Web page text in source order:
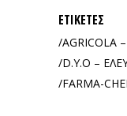
ΕΤΙΚΈΤΕΣ
D.Y.O –
FARMA-